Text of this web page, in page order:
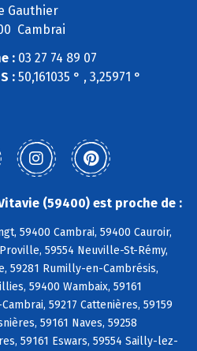
Gauthier
Cambrai
:03 27 74 89 07
: 50,161035 ° , 3,25971 °
(59400) est proche de :
59400 Cambrai, 59400 Cauroir,
59554 Neuville-St-Rémy,
59281 Rumilly-en-Cambrésis,
59400 Wambaix, 59161
59217 Cattenières, 59159
59161 Naves, 59258
59161 Eswars, 59554 Sailly-lez-